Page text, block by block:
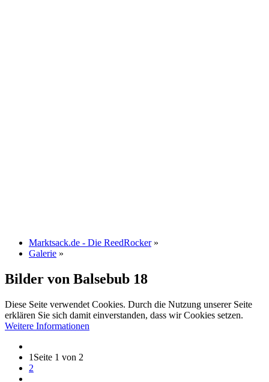
Marktsack.de - Die ReedRocker »
Galerie »
Bilder von Balsebub 18
Diese Seite verwendet Cookies. Durch die Nutzung unserer Seite
erklären Sie sich damit einverstanden, dass wir Cookies setzen.
Weitere Informationen
1 Seite 1 von 2
2